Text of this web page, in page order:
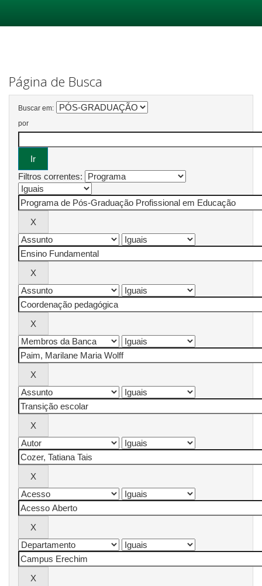
Página de Busca
Buscar em:
por
Filtros correntes: